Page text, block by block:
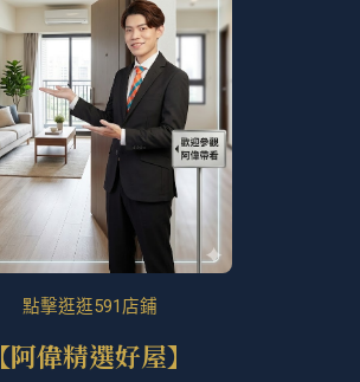
點擊逛逛591店鋪
【阿偉精選好屋】